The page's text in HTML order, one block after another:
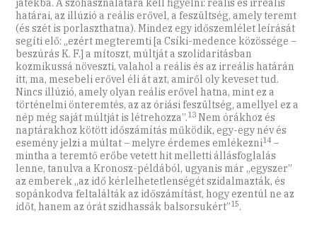
játékba. A szóhasználatára kell figyelni: reális és irreális
határai, az illúzió a reális erővel, a feszültség, amely teremt
(és szét is porlaszthatna). Mindez egy időszemlélet leírását
segíti elő: „ezért megteremti [a Csíki-medence közössége –
beszúrás K. F.] a mítoszt, múltját a szolidaritásban
kozmikussá növeszti, valahol a reális és az irreális határán
itt, ma, mesebeli erővel éli át azt, amiről oly keveset tud.
Nincs illúzió, amely olyan reális erővel hatna, mint ez a
történelmi önteremtés, az az óriási feszültség, amellyel ez a
nép még saját múltját is létrehozza”.13 Nem órákhoz és
naptárakhoz kötött időszámítás működik, egy-egy név és
esemény jelzi a múltat − melyre érdemes emlékezni14 −
mintha a teremtő erőbe vetett hit melletti állásfoglalás
lenne, tanulva a Kronosz-példából, ugyanis már „egyszer”
az emberek „az idő kérlelhetetlenségét szidalmazták, és
sopánkodva feltalálták az időszámítást, hogy ezentúl ne az
időt, hanem az órát szidhassák balsorsukért”15.